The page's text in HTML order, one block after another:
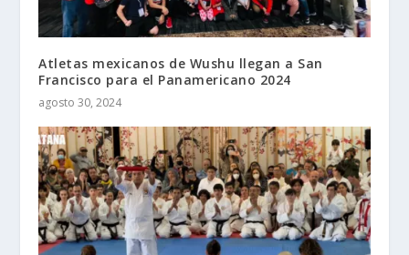
Atletas mexicanos de Wushu llegan a San
Francisco para el Panamericano 2024
agosto 30, 2024